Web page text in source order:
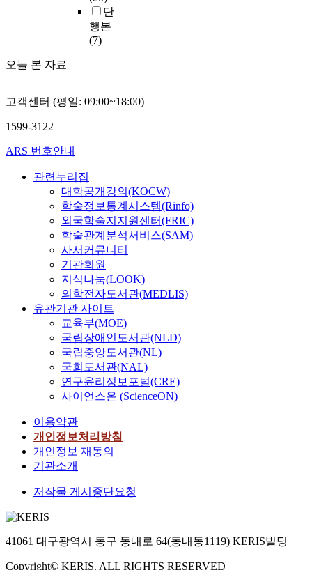
단
행본
(7)
오늘 본 자료
고객센터 (평일: 09:00~18:00)
1599-3122
ARS 번호안내
관련누리집
대학공개강의(KOCW)
학술정보통계시스템(Rinfo)
외국학술지지원센터(FRIC)
학술관계분석서비스(SAM)
사서커뮤니티
기관회원
지식나눔(LOOK)
의학전자도서관(MEDLIS)
유관기관 사이트
교육부(MOE)
국립장애인도서관(NLD)
국립중앙도서관(NL)
국회도서관(NAL)
연구윤리정보포털(CRE)
사이언스온 (ScienceON)
이용약관
개인정보처리방침
개인정보 재동의
기관소개
저작물 게시중단요청
41061 대구광역시 동구 동내로 64(동내동1119) KERIS빌딩
Copyright© KERIS. ALL RIGHTS RESERVED